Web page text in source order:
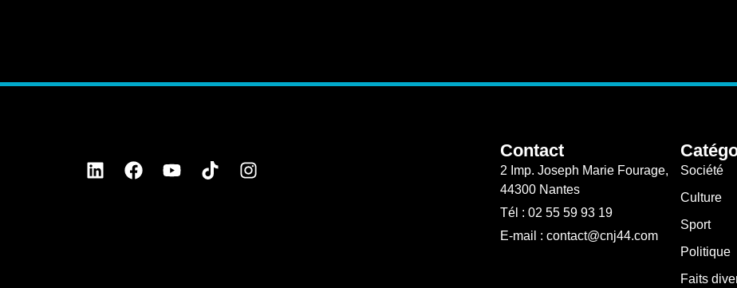
Contact
2 Imp. Joseph Marie Fourage,
44300 Nantes
Tél : 02 55 59 93 19
E-mail : contact@cnj44.com
Société
Culture
Sport
Politique
Faits